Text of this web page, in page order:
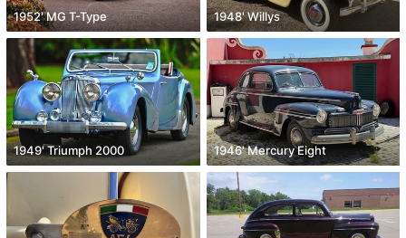
1952' MG T-Type 1948' Willys
1949' Triumph 2000 1946' Mercury Eight